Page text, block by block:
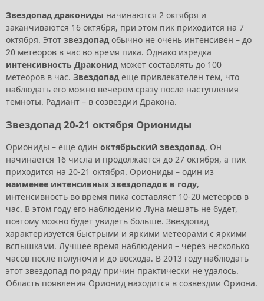
Звездопад дракониды начинаются 2 октября и
заканчиваются 16 октября, при этом пик приходится на 7
октября. Этот звездопад обычно не очень интенсивен – до
20 метеоров в час во время пика. Однако изредка
интенсивность Драконид может составлять до 100
метеоров в час. Звездопад еще привлекателен тем, что
наблюдать его можно вечером сразу после наступления
темноты. Радиант – в созвездии Дракона.
Звездопад 20-21 октября Ориониды
Ориониды – еще один октябрьский звездопад. Он
начинается 16 числа и продолжается до 27 октября, а пик
приходится на 20-21 октября. Ориониды – один из
наименее интенсивных звездопадов в году,
интенсивность во время пика составляет 10-20 метеоров в
час. В этом году его наблюдению Луна мешать не будет,
поэтому можно будет увидеть больше. Звездопад
характеризуется быстрыми и яркими метеорами с яркими
вспышками. Лучшее время наблюдения – через несколько
часов после полуночи и до восхода. В 2013 году наблюдать
этот звездопад по ряду причин практически не удалось.
Область появления Орионид находится в созвездии Ориона.